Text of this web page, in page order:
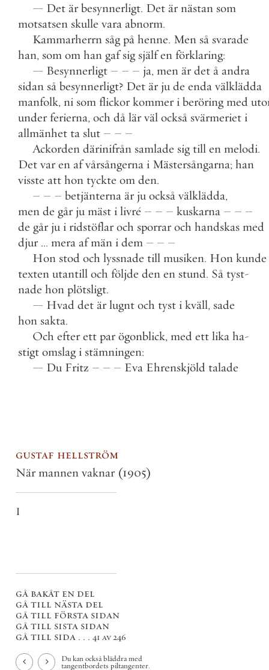
— Det är besynnerligt. Det är nästan som
motsatsen skulle vara abnorm.
Kammarherrn såg på henne. Men så svarade
han, som om han gaf sig själf en förklaring:
— Besynnerligt – – – ja, men är det å andra
sidan så besynnerligt? Det är ju de enda välklädda
manfolk, ni som flickor kommer i beröring med
under ferierna, och då lär väl också svärmeriet i
allmänhet ta slut – – –
Ackorden därinifrån samlade sig till en melodi.
Det var en af vårsångerna i Mästersångarna; han
visste att hon tyckte om den.
– – – betjänterna är ju också välklädda,
men de går ju mäst i livré – – – kuskarna – – –
de går ju i ridstöflar och sporrar och handskas med
djur ... mera af män i dem – – –
Hon stod och lyssnade till musiken. Hon kunde
texten utantill och följde den en stund. Så tyst-
nade hon plötsligt.
— Hvad det är lugnt och tyst i kväll, sade
hon sakta.
Och efter ett par ögonblick, med ett lika ha-
stigt omslag i stämningen:
— Du Fritz – – – Eva Ehrenskjöld talade
gustaf hellström
När mannen vaknar (1905)
I
gå bakåt en del
gå till nästa del
gå till första sidan
gå till sista sidan
gå till sida . . . 41 av 246
Du kan också bläddra med
tangentbordets piltangenter.